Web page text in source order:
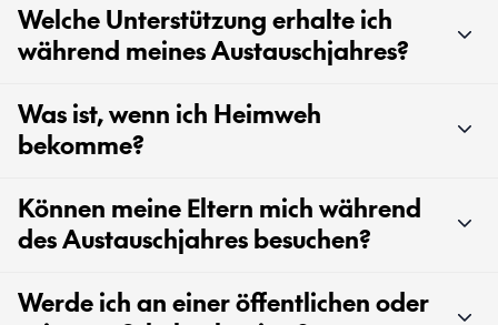
Welche Unterstützung erhalte ich
während meines Austauschjahres?
Was ist, wenn ich Heimweh
bekomme?
Können meine Eltern mich während
des Austauschjahres besuchen?
Werde ich an einer öffentlichen oder